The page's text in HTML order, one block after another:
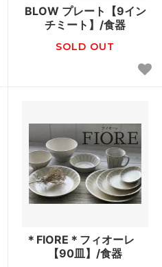
BLOW プレート【9イン
チミート】/食器
SOLD OUT
＊FIORE＊フィオーレ
【90皿】/食器